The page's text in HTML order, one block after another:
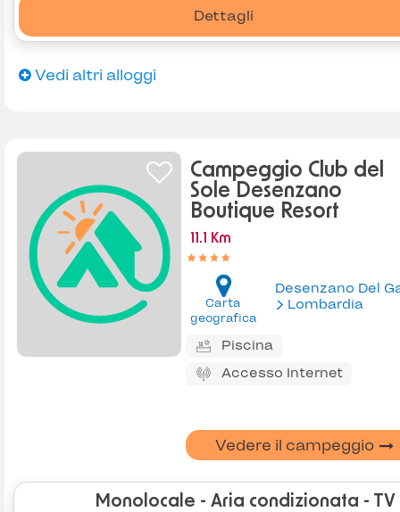
Dettagli
Vedi altri alloggi
Campeggio Club del
Sole Desenzano
Boutique Resort
11.1 Km
Carta
geografica
Lombardia
Piscina
Accesso Internet
Vedere il campeggio
Monolocale - Aria condizionata - TV